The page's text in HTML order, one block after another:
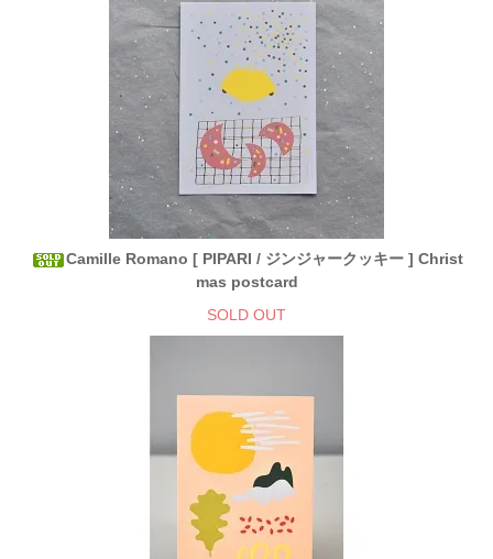
Camille Romano [ PIPARI / ジンジャークッキー ] Christ
mas postcard
SOLD OUT